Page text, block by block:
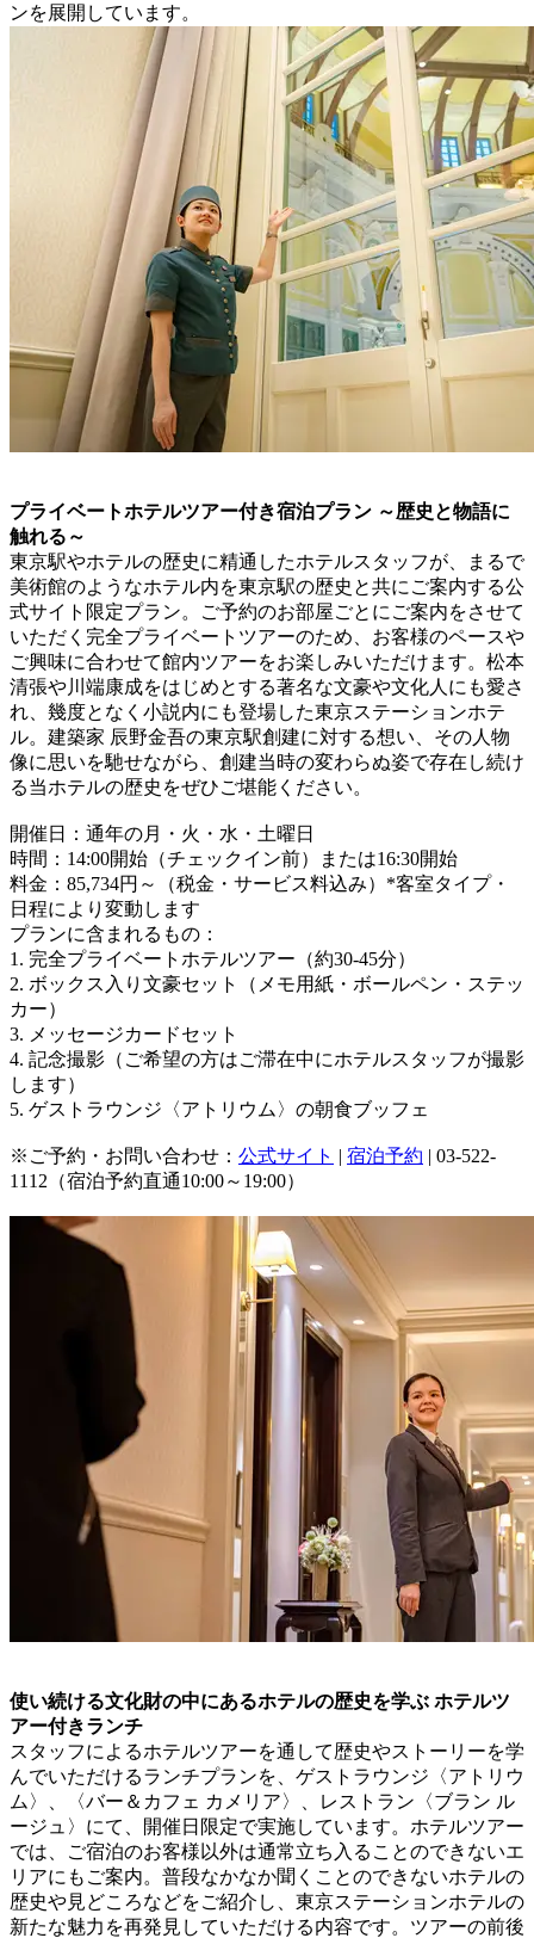
ンを展開しています。
プライベートホテルツアー付き宿泊プラン ～歴史と物語に
触れる～
東京駅やホテルの歴史に精通したホテルスタッフが、まるで
美術館のようなホテル内を東京駅の歴史と共にご案内する公
式サイト限定プラン。ご予約のお部屋ごとにご案内をさせて
いただく完全プライベートツアーのため、お客様のペースや
ご興味に合わせて館内ツアーをお楽しみいただけます。松本
清張や川端康成をはじめとする著名な文豪や文化人にも愛さ
れ、幾度となく小説内にも登場した東京ステーションホテ
ル。建築家 辰野金吾の東京駅創建に対する想い、その人物
像に思いを馳せながら、創建当時の変わらぬ姿で存在し続け
る当ホテルの歴史をぜひご堪能ください。
開催日：通年の月・火・水・土曜日
時間：14:00開始（チェックイン前）または16:30開始
料金：85,734円～（税金・サービス料込み）*客室タイプ・
日程により変動します
プランに含まれるもの：
1. 完全プライベートホテルツアー（約30-45分）
2. ボックス入り文豪セット（メモ用紙・ボールペン・ステッ
カー）
3. メッセージカードセット
4. 記念撮影（ご希望の方はご滞在中にホテルスタッフが撮影
します）
5. ゲストラウンジ〈アトリウム〉の朝食ブッフェ
※ご予約・お問い合わせ： 公式サイト | 宿泊予約 | 03-522-
1112（宿泊予約直通10:00～19:00）
使い続ける文化財の中にあるホテルの歴史を学ぶ ホテルツ
アー付きランチ
スタッフによるホテルツアーを通して歴史やストーリーを学
んでいただけるランチプランを、ゲストラウンジ〈アトリウ
ム〉、〈バー＆カフェ カメリア〉、レストラン〈ブラン ル
ージュ〉にて、開催日限定で実施しています。ホテルツアー
では、ご宿泊のお客様以外は通常立ち入ることのできないエ
リアにもご案内。普段なかなか聞くことのできないホテルの
歴史や見どころなどをご紹介し、東京ステーションホテルの
新たな魅力を再発見していただける内容です。ツアーの前後